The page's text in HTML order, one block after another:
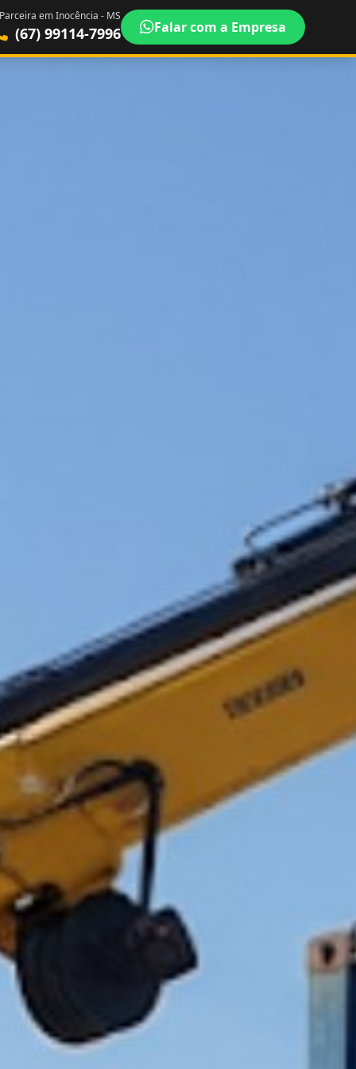
em Inocência - MS
(67) 99114-7996 Falar com a Empresa